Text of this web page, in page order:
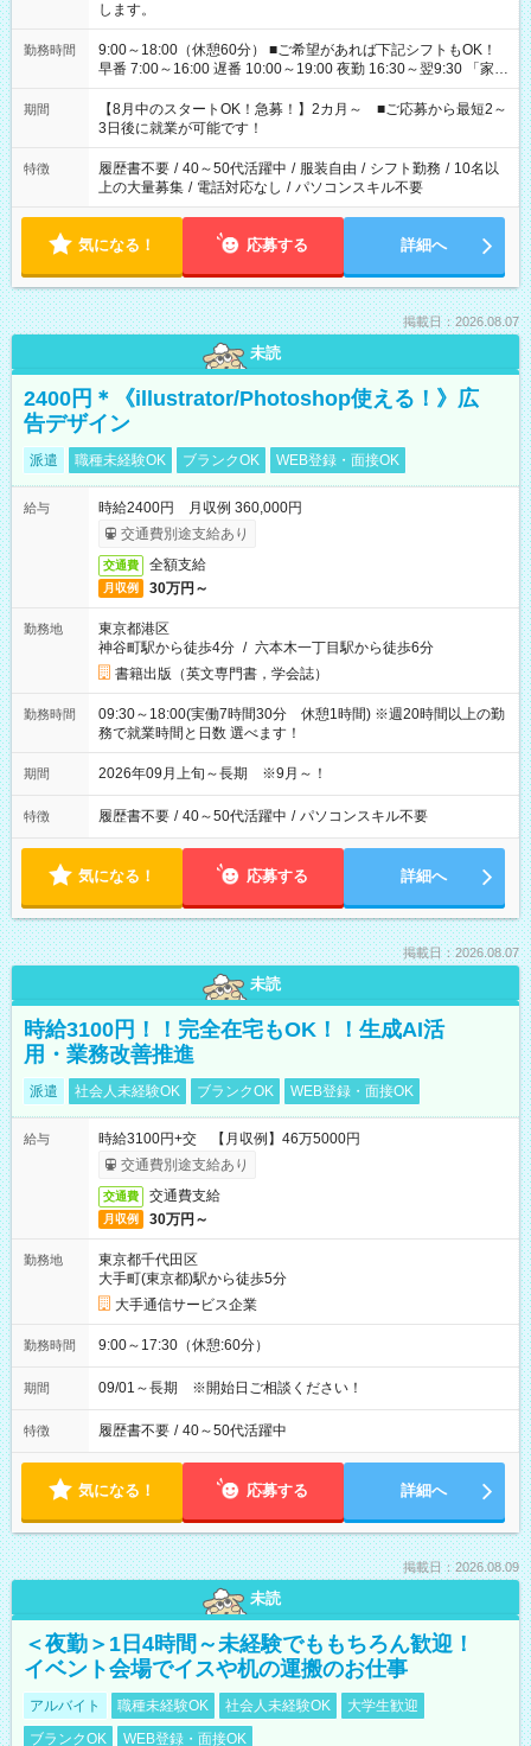
します。
勤務時間
9:00～18:00（休憩60分） ■ご希望があれば下記シフトもOK！
早番 7:00～16:00 遅番 10:00～19:00 夜勤 16:30～翌9:30 「家族
と休みを合わせたい」 「余裕を持って夕飯の準備がしたい」
「できれば残業はしたくない」 など、ご希望を教えてください
ね。 ※Wワーク希望の方へ 今ご覧のお仕事で希望する勤務時間
と、もう1つのお仕事の勤務時間。 合計で週40時間を超える場
合は応募できません。
期間
【8月中のスタートOK！急募！】2カ月～ ■ご応募から最短2～
3日後に就業が可能です！
特徴 履歴書不要 / 40～50代活躍中 / 服装自由 / シフト勤務 / 10名以
上の大量募集 / 電話対応なし / パソコンスキル不要
気になる！ 応募する 詳細へ
掲載日：2026.08.07
未読
2400円＊《illustrator/Photoshop使える！》広
告デザイン
派遣 職種未経験OK ブランクOK WEB登録・面接OK
給与
時給2400円 月収例 360,000円
交通費別途支給あり
交通費 全額支給
月収例 30万円～
勤務地
東京都港区
神谷町駅から徒歩4分 / 六本木一丁目駅から徒歩6分
書籍出版（英文専門書，学会誌）
勤務時間
09:30～18:00(実働7時間30分 休憩1時間) ※週20時間以上の勤
務で就業時間と日数 選べます！
期間 2026年09月上旬～長期 ※9月～！
特徴 履歴書不要 / 40～50代活躍中 / パソコンスキル不要
気になる！ 応募する 詳細へ
掲載日：2026.08.07
未読
時給3100円！！完全在宅もOK！！生成AI活
用・業務改善推進
派遣 社会人未経験OK ブランクOK WEB登録・面接OK
給与
時給3100円+交 【月収例】46万5000円
交通費別途支給あり
交通費 交通費支給
月収例 30万円～
勤務地
東京都千代田区
大手町(東京都)駅から徒歩5分
大手通信サービス企業
勤務時間 9:00～17:30（休憩:60分）
期間 09/01～長期 ※開始日ご相談ください！
特徴 履歴書不要 / 40～50代活躍中
気になる！ 応募する 詳細へ
掲載日：2026.08.09
未読
＜夜勤＞1日4時間～未経験でももちろん歓迎！
イベント会場でイスや机の運搬のお仕事
アルバイト 職種未経験OK 社会人未経験OK
大学生歓迎
ブランクOK
WEB登録・面接OK